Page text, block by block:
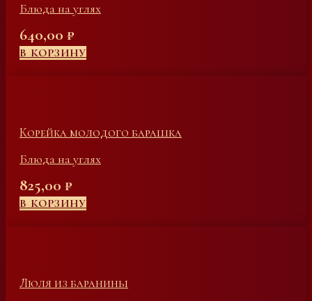
Блюда на углях
640,00 ₽
В КОРЗИНУ
Корейка молодого барашка
Блюда на углях
825,00 ₽
В КОРЗИНУ
Люля из баранины